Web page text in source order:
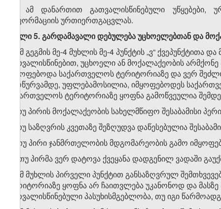
ამ დანართით გათვალისწინებული უწყებები,
ინფორმაციის ურთიერთგაცვლას.
მუხლი 5. გარდამავალი დებულება უცხოელებთან და
1. ამ გეგმის მე-4 მუხლის მე-4 პუნქტის „ვ“ ქვეპუნქტითა და
გათვალისწინებით, უცხოელი ან მოქალაქეობის
იმყოფებოდა საქართველოს ტერიტორიაზე და ვერ
ამოწურვამდე, უფლებამოსილია, იმყოფებოდეს
საქართველოს ტერიტორიაზე ყოფნა გამოწვეულია
ა) თუ პირის მოქალაქეობის სახელმწიფო შესაბამისი
ბ) თუ საზღვრის კვეთაზე შეზღუდვა დაწესებულია
გ) თუ პირი ჯანმრთელობის მდგომარეობის გამო
დ) თუ პირმა ვერ დატოვა ქვეყანა დადგენილ ვადაში
2. ამ მუხლის პირველი პუნქტით განსაზღვრულ
ტერიტორიაზე ყოფნა არ ჩაითვლება უკანონოდ და
გათვალისწინებული პასუხისმგებლობა, თუ იგი